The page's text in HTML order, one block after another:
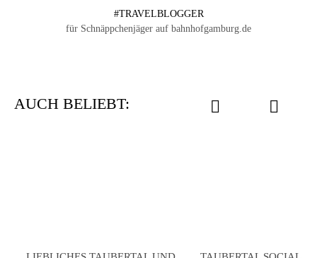
#TRAVELBLOGGER
für Schnäppchenjäger auf bahnhofgamburg.de
AUCH BELIEBT: